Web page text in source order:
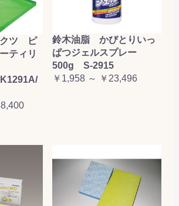
クツ ピ
ティリ
鈴木油脂 かびとりいっ
ぱつジェルスプレー
500g S-2915
￥1,958 ～ ￥23,496